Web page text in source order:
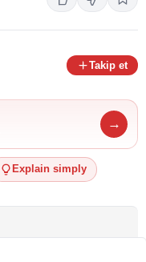
Takip et
→
Explain simply